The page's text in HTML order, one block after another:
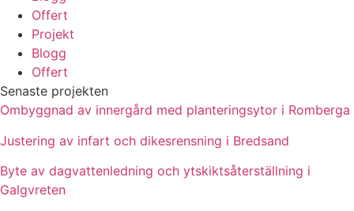
Offert
Projekt
Blogg
Offert
Senaste projekten
Ombyggnad av innergård med planteringsytor i Romberga
Justering av infart och dikesrensning i Bredsand
Byte av dagvattenledning och ytskiktsåterställning i
Galgvreten